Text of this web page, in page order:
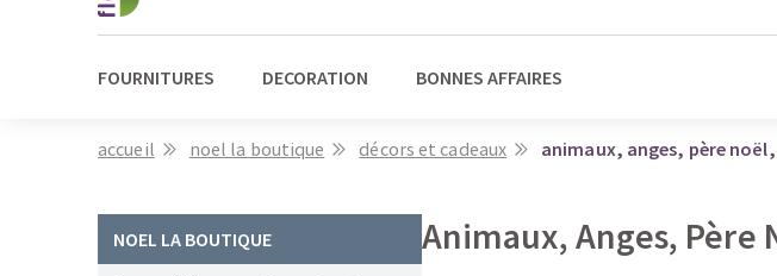
FOURNITURES DECORATION BONNES AFFAIRES
accueil noel la boutique décors et cadeaux animaux, anges, père noël,
Animaux, Anges, Père
NOEL LA BOUTIQUE